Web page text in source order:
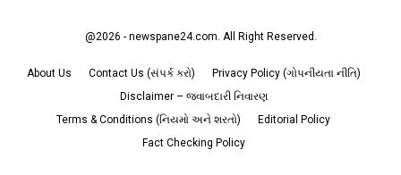
@2026 - newspane24.com. All Right Reserved.
About Us Contact Us (સંપર્ક કરો)
Privacy Policy (ગોપનીયતા નીતિ)
Disclaimer – જવાબદારી નિવારણ
Terms & Conditions (નિયમો અને શરતો)
Editorial Policy
Fact Checking Policy